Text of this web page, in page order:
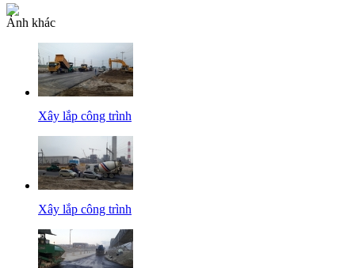
Ảnh khác
Xây lắp công trình
Xây lắp công trình